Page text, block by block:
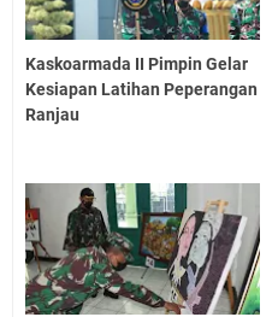
Kaskoarmada II Pimpin Gelar
Kesiapan Latihan Peperangan
Ranjau